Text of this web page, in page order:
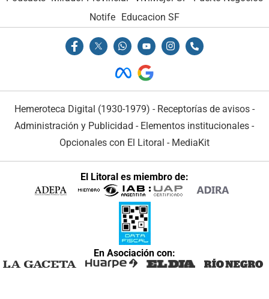
Notife Educacion SF
Hemeroteca Digital (1930-1979) - Receptorías de avisos -
Administración y Publicidad - Elementos institucionales -
Opcionales con El Litoral - MediaKit
El Litoral es miembro de:
En Asociación con: